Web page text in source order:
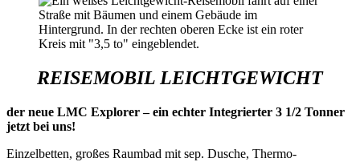
REISEMOBIL LEICHTGEWICHT
der neue LMC Explorer – ein echter Integrierter 3 1/2 Tonner
jetzt bei uns!
Einzelbetten, großes Raumbad mit sep. Dusche, Thermo-